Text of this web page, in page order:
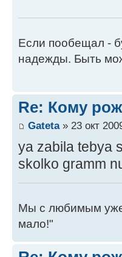
Если пообещал -
надежды. Быть
Re: Кому
Gateta» 23 окт
ya zabila tebya
skolko gramm
Мы с любимым уже
мало!"